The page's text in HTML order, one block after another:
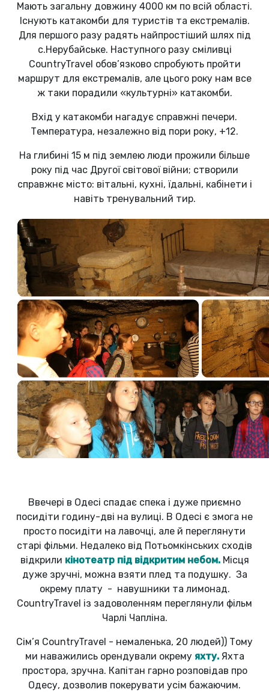
Мають загальну довжину 4000 км по всій області.
Існують катакомби для туристів та екстремалів.
Для першого разу радять найпростіший шлях під
с.Нерубайське. Наступного разу сміливці
CountryTravel обов’язково спробують пройти
маршрут для екстремалів, але цього року нам все
ж таки порадили «культурні» катакомби.
Вхід у катакомби нагадує справжні печери.
Температура, незалежно від пори року, +12.
На глибині 15 м під землею люди прожили більше
року під час Другої світової війни; створили
справжнє місто: вітальні, кухні, їдальні, кабінети і
навіть тренувальний тир.
Ввечері в Одесі спадає спека і дуже приємно
посидіти годину-дві на вулиці. В Одесі є змога не
просто посидіти на лавочці, але й переглянути
старі фільми. Недалеко від Потьомкінських сходів
відкрили кінотеатр під відкритим небом. Місця
дуже зручні, можна взяти плед та подушку. За
окрему плату - навушники та лимонад.
CountryTravel із задоволенням переглянули фільм
Чарлі Чапліна.
Сім’я CountryTravel - немаленька, 20 людей)) Тому
ми наважились орендували окрему яхту. Яхта
простора, зручна. Капітан гарно розповідав про
Одесу, дозволив покерувати усім бажаючим.